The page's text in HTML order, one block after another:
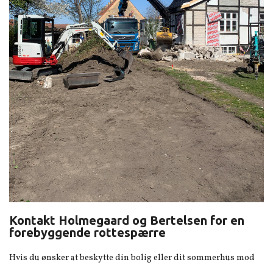
Kontakt Holmegaard og Bertelsen for en
forebyggende rottespærre
Hvis du ønsker at beskytte din bolig eller dit sommerhus mod